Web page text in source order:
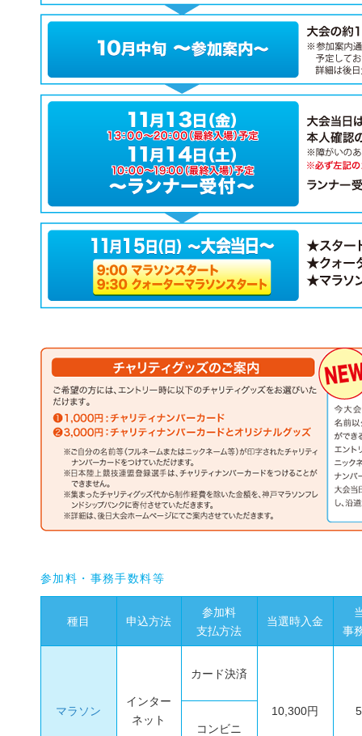
参加料・事務手数料等
種目 申込方法
参加料
支払方法
当選時入金
事
マラソン
インター
ネット
カード決済
10,300円
コンビニ